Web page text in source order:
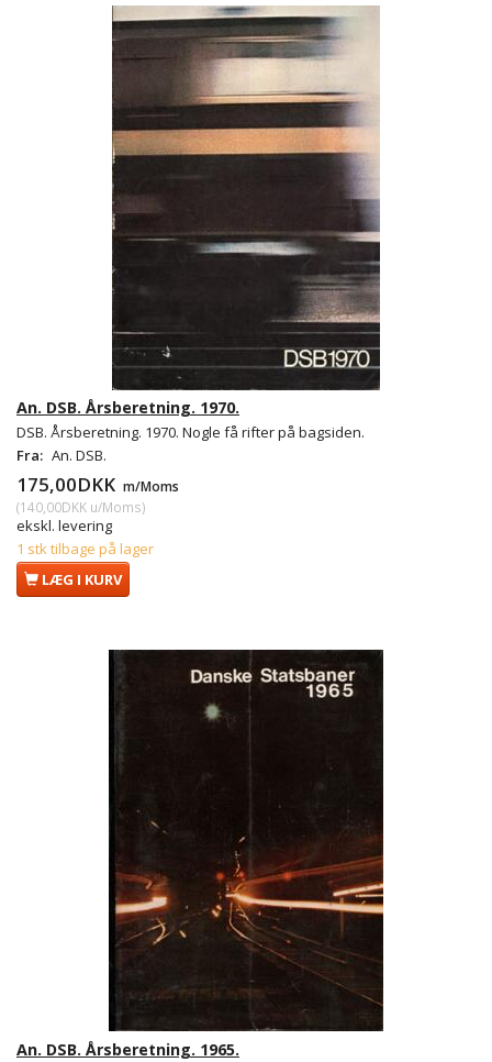
An. DSB. Årsberetning. 1970.
DSB. Årsberetning. 1970. Nogle få rifter på bagsiden.
Fra: An. DSB.
175,00DKK m/Moms
(140,00DKK u/Moms)
ekskl. levering
1 stk tilbage på lager
LÆG I KURV
An. DSB. Årsberetning. 1965.